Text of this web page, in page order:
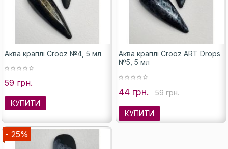
Аква краплі Crooz №4, 5 мл
59 грн.
КУПИТИ
Аква краплі Crooz ART Drops
№5, 5 мл
44 грн. 59 грн.
КУПИТИ
- 25%